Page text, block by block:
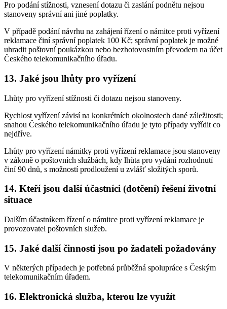
Pro podání stížnosti, vznesení dotazu či zaslání podnětu nejsou
stanoveny správní ani jiné poplatky.
V případě podání návrhu na zahájení řízení o námitce proti vyřízení
reklamace činí správní poplatek 100 Kč; správní poplatek je možné
uhradit poštovní poukázkou nebo bezhotovostním převodem na účet
Českého telekomunikačního úřadu.
13. Jaké jsou lhůty pro vyřízení
Lhůty pro vyřízení stížnosti či dotazu nejsou stanoveny.
Rychlost vyřízení závisí na konkrétních okolnostech dané záležitosti;
snahou Českého telekomunikačního úřadu je tyto případy vyřídit co
nejdříve.
Lhůty pro vyřízení námitky proti vyřízení reklamace jsou stanoveny
v zákoně o poštovních službách, kdy lhůta pro vydání rozhodnutí
činí 90 dnů, s možností prodloužení u zvlášť složitých sporů.
14. Kteří jsou další účastníci (dotčení) řešení životní
situace
Dalším účastníkem řízení o námitce proti vyřízení reklamace je
provozovatel poštovních služeb.
15. Jaké další činnosti jsou po žadateli požadovány
V některých případech je potřebná průběžná spolupráce s Českým
telekomunikačním úřadem.
16. Elektronická služba, kterou lze využít